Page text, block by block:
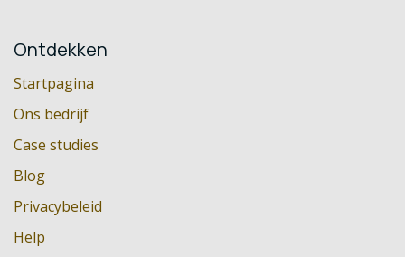
Ontdekken
Startpagina
Ons bedrijf
Case studies
Blog
Privacybeleid
Help